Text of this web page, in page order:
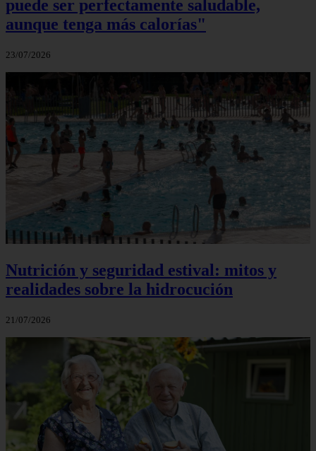
puede ser perfectamente saludable,
aunque tenga más calorías"
23/07/2026
Nutrición y seguridad estival: mitos y
realidades sobre la hidrocución
21/07/2026